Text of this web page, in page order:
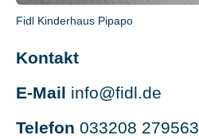
Fidl Kinderhaus Pipapo
Kontakt
E-Mail info@fidl.de
Telefon 033208 279563